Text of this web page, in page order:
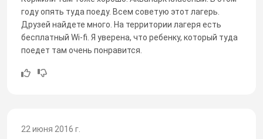
году опять туда поеду. Всем советую этот лагерь.
Друзей найдете много. На территории лагеря есть
бесплатный Wi-fi. Я уверена, что ребенку, который туда
поедет там очень понравится.
22 июня 2016 г.